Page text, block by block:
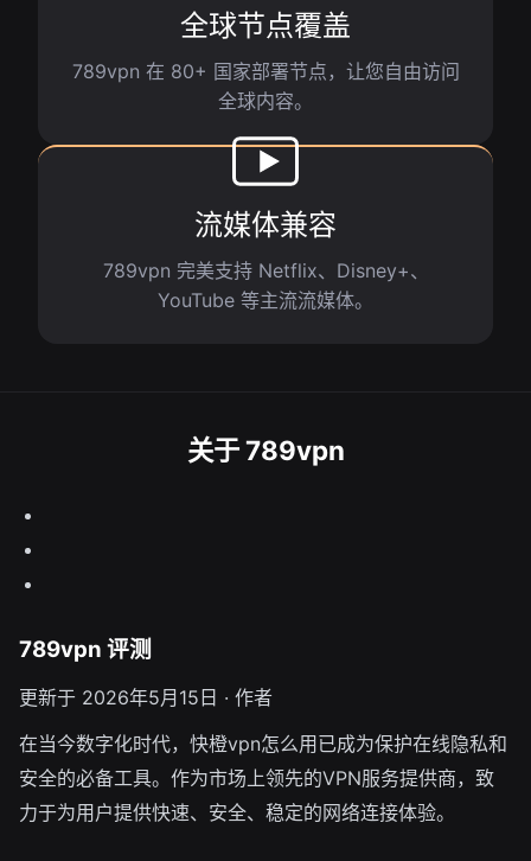
全球节点覆盖
789vpn 在 80+ 国家部署节点，让您自由访问
全球内容。
流媒体兼容
789vpn 完美支持 Netflix、Disney+、
YouTube 等主流流媒体。
关于 789vpn
789vpn 评测
更新于 2026年5月15日 · 作者
在当今数字化时代，快橙vpn怎么用已成为保护在线隐私和
安全的必备工具。作为市场上领先的VPN服务提供商，致
力于为用户提供快速、安全、稳定的网络连接体验。